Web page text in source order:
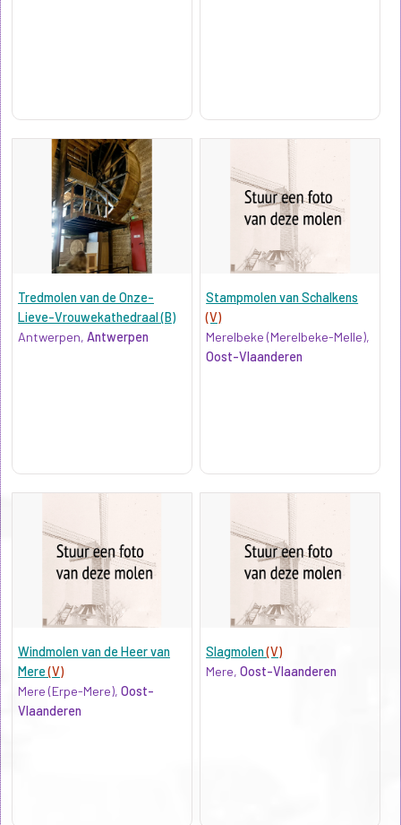
Tredmolen van de Onze-
Lieve-Vrouwekathedraal (B)
Antwerpen, Antwerpen
Stampmolen van Schalkens
(V)
Merelbeke (Merelbeke-Melle),
Oost-Vlaanderen
Windmolen van de Heer van
Mere(V)
Mere (Erpe-Mere), Oost-
Vlaanderen
Slagmolen(V)
Mere,Oost-Vlaanderen